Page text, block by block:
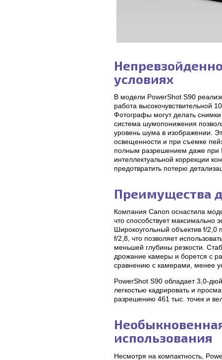
условиях
В модели PowerShot S90
работа высокочувствительной
Фотографы могут делать
система шумопонижения
уровень шума в изображении.
освещенности и при съемке
полным разрешением даже при
интеллектуальной коррекции
предотвратить потерю
Преимущества
Компания Canon оснастила
что способствует
Широкоугольный объектив f/2,0
f/2,8, что позволяет
меньшей глубины резкости.
дрожание камеры и борется с
сравнению с камерами, менее
PowerShot S90 обладает 3,0-
легкостью кадрировать и
разрешению 461 тыс. точек и
использования
Несмотря на компактность,